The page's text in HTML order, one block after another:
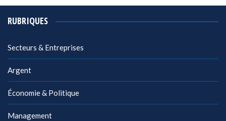
RUBRIQUES
Secteurs & Entreprises
Argent
Économie & Politique
Management